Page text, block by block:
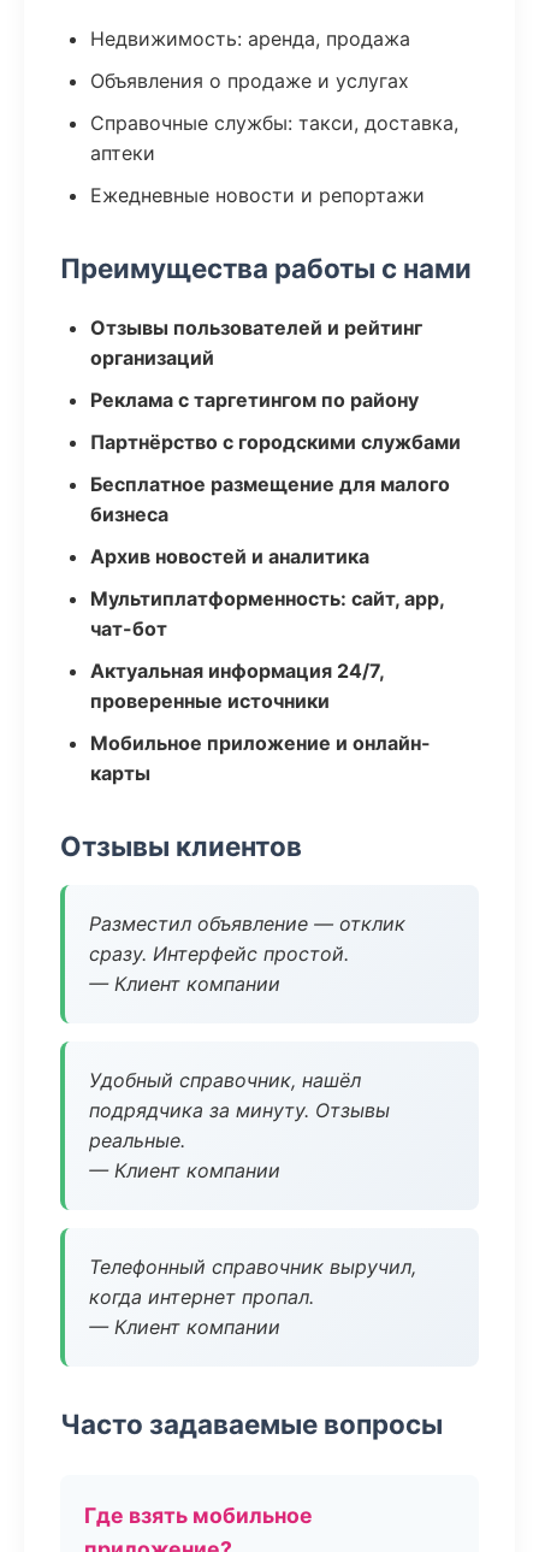
Недвижимость: аренда, продажа
Объявления о продаже и услугах
Справочные службы: такси, доставка,
аптеки
Ежедневные новости и репортажи
Преимущества работы с нами
Отзывы пользователей и рейтинг
организаций
Реклама с таргетингом по району
Партнёрство с городскими службами
Бесплатное размещение для малого
бизнеса
Архив новостей и аналитика
Мультиплатформенность: сайт, app,
чат-бот
Актуальная информация 24/7,
проверенные источники
Мобильное приложение и онлайн-
карты
Отзывы клиентов
Разместил объявление — отклик
сразу. Интерфейс простой.
— Клиент компании
Удобный справочник, нашёл
подрядчика за минуту. Отзывы
реальные.
— Клиент компании
Телефонный справочник выручил,
когда интернет пропал.
— Клиент компании
Часто задаваемые вопросы
Где взять мобильное